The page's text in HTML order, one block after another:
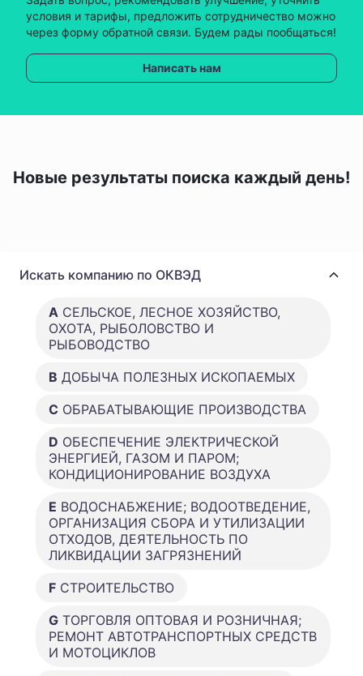
условия и тарифы, предложить сотрудничество можно
через форму обратной связи. Будем рады пообщаться!
Написать нам
Новые результаты поиска каждый день!
Искать компанию по ОКВЭД
A СЕЛЬСКОЕ, ЛЕСНОЕ ХОЗЯЙСТВО,
ОХОТА, РЫБОЛОВСТВО И
РЫБОВОДСТВО
B ДОБЫЧА ПОЛЕЗНЫХ ИСКОПАЕМЫХ
C ОБРАБАТЫВАЮЩИЕ ПРОИЗВОДСТВА
D ОБЕСПЕЧЕНИЕ ЭЛЕКТРИЧЕСКОЙ
ЭНЕРГИЕЙ, ГАЗОМ И ПАРОМ;
КОНДИЦИОНИРОВАНИЕ ВОЗДУХА
E ВОДОСНАБЖЕНИЕ; ВОДООТВЕДЕНИЕ,
ОРГАНИЗАЦИЯ СБОРА И УТИЛИЗАЦИИ
ОТХОДОВ, ДЕЯТЕЛЬНОСТЬ ПО
ЛИКВИДАЦИИ ЗАГРЯЗНЕНИЙ
F СТРОИТЕЛЬСТВО
G ТОРГОВЛЯ ОПТОВАЯ И РОЗНИЧНАЯ;
РЕМОНТ АВТОТРАНСПОРТНЫХ СРЕДСТВ
И МОТОЦИКЛОВ